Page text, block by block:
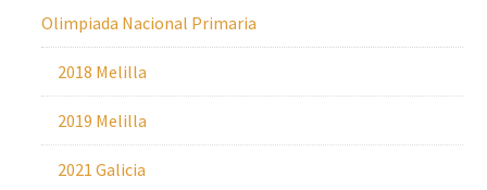
Olimpiada Nacional Primaria
2018 Melilla
2019 Melilla
2021 Galicia